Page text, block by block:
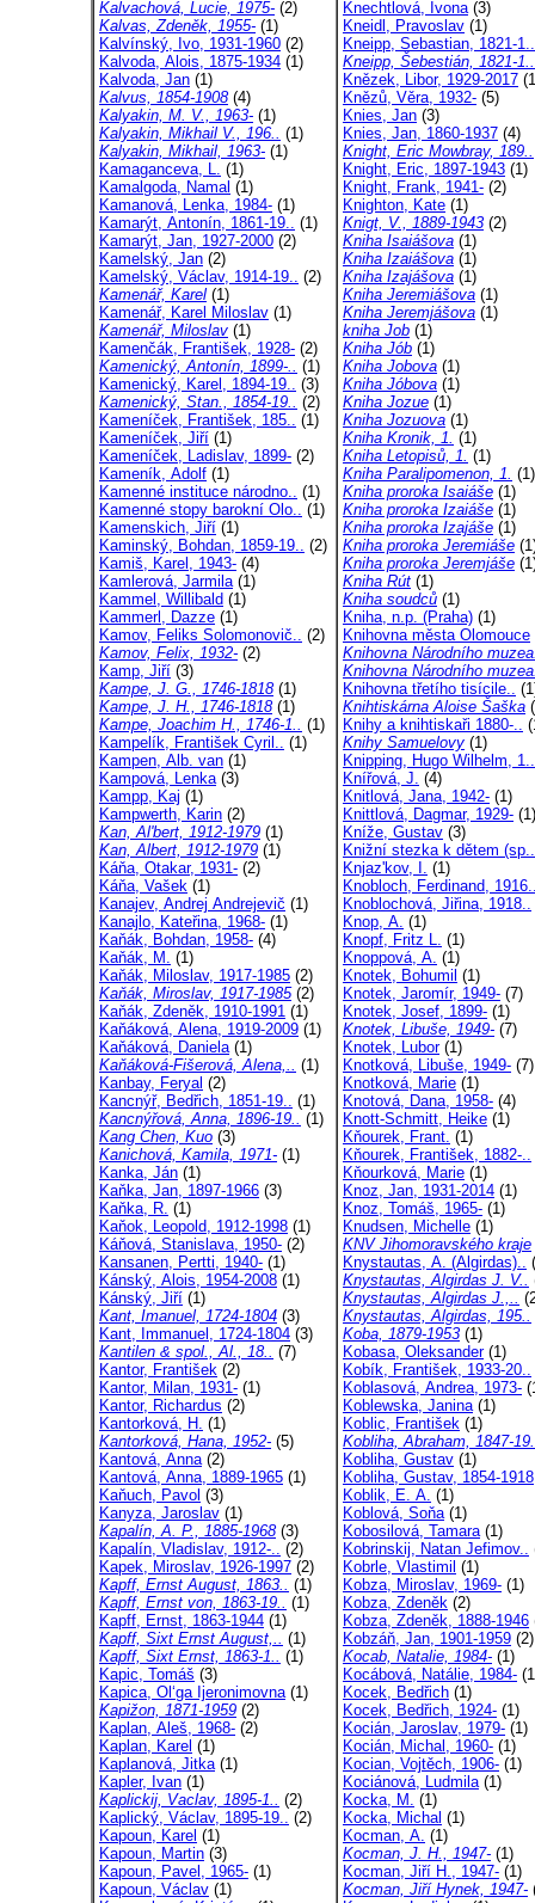
Kalvachová, Lucie, 1975- (2)
Kalvas, Zdeněk, 1955- (1)
Kalvínský, Ivo, 1931-1960 (2)
Kalvoda, Alois, 1875-1934 (1)
Kalvoda, Jan (1)
Kalvus, 1854-1908(4)
Kalyakin, M. V., 1963- (1)
Kalyakin, Mikhail V., 196.. (1)
Kalyakin, Mikhail, 1963- (1)
Kamaganceva, L. (1)
Kamalgoda, Namal (1)
Kamanová, Lenka, 1984- (1)
Kamarýt, Antonín, 1861-19.. (1)
Kamarýt, Jan, 1927-2000 (2)
Kamelský, Jan (2)
Kamelský, Václav, 1914-19.. (2)
Kamenář, Karel (1)
Kamenář, Karel Miloslav (1)
Kamenář, Miloslav (1)
Kamenčák, František, 1928- (2)
Kamenický, Antonín, 1899-.. (1)
Kamenický, Karel, 1894-19.. (3)
Kamenický, Stan., 1854-19.. (2)
Kameníček, František, 185.. (1)
Kameníček, Jiří (1)
Kameníček, Ladislav, 1899- (2)
Kameník, Adolf (1)
Kamenné instituce národno.. (1)
Kamenné stopy barokní Olo.. (1)
Kamenskich, Jiří (1)
Kaminský, Bohdan, 1859-19.. (2)
Kamiš, Karel, 1943- (4)
Kamlerová, Jarmila(1)
Kammel, Willibald (1)
Kammerl, Dazze (1)
Kamov, Feliks Solomonovič.. (2)
Kamov, Felix, 1932- (2)
Kamp, Jiří (3)
Kampe, J. G., 1746-1818(1)
Kampe, J. H., 1746-1818(1)
Kampe, Joachim H., 1746-1.. (1)
Kampelík, František Cyril.. (1)
Kampen, Alb. van (1)
Kampová, Lenka(3)
Kampp, Kaj (1)
Kampwerth, Karin (2)
Kan, Al'bert, 1912-1979 (1)
Kan, Albert, 1912-1979 (1)
Káňa, Otakar, 1931- (2)
Káňa, Vašek (1)
Kanajev, Andrej Andrejevič (1)
Kanajlo, Kateřina, 1968- (1)
Kaňák, Bohdan, 1958- (4)
Kaňák, M. (1)
Kaňák, Miloslav, 1917-1985 (2)
Kaňák, Miroslav, 1917-1985(2)
Kaňák, Zdeněk, 1910-1991 (1)
Kaňáková, Alena, 1919-2009 (1)
Kaňáková, Daniela(1)
Kaňáková-Fišerová, Alena,.. (1)
Kanbay, Feryal (2)
Kancnýř, Bedřich, 1851-19.. (1)
Kancnýřová, Anna, 1896-19.. (1)
Kang Chen, Kuo (3)
Kanichová, Kamila, 1971- (1)
Kanka, Ján (1)
Kaňka, Jan, 1897-1966 (3)
Kaňka, R. (1)
Kaňok, Leopold, 1912-1998 (1)
Káňová, Stanislava, 1950- (2)
Kansanen, Pertti, 1940- (1)
Kánský, Alois, 1954-2008 (1)
Kánský, Jiří (1)
Kant, Imanuel, 1724-1804 (3)
Kant, Immanuel, 1724-1804 (3)
Kantilen & spol., Al., 18.. (7)
Kantor, František (2)
Kantor, Milan, 1931- (1)
Kantor, Richardus (2)
Kantorková, H. (1)
Kantorková, Hana, 1952- (5)
Kantová, Anna(2)
Kantová, Anna, 1889-1965 (1)
Kaňuch, Pavol (3)
Kanyza, Jaroslav (1)
Kapalín, A. P., 1885-1968(3)
Kapalín, Vladislav, 1912-.. (2)
Kapek, Miroslav, 1926-1997 (2)
Kapff, Ernst August, 1863.. (1)
Kapff, Ernst von, 1863-19.. (1)
Kapff, Ernst, 1863-1944 (1)
Kapff, Sixt Ernst August,.. (1)
Kapff, Sixt Ernst, 1863-1.. (1)
Kapic, Tomáš (3)
Kapica, Ol‘ga Ijeronimovna(1)
Kapižon, 1871-1959 (2)
Kaplan, Aleš, 1968- (2)
Kaplan, Karel (1)
Kaplanová, Jitka(1)
Kapler, Ivan (1)
Kaplickij, Vaclav, 1895-1.. (2)
Kaplický, Václav, 1895-19.. (2)
Kapoun, Karel (1)
Kapoun, Martin (3)
Kapoun, Pavel, 1965- (1)
Kapoun, Václav (1)
Knechtlová, Ivona(3)
Kneidl, Pravoslav (1)
Kneipp, Sebastian, 1821-1..
Kneipp, Šebestián, 1821-1..
Knězek, Libor, 1929-2017
Knězů, Věra, 1932- (5)
Knies, Jan (3)
Knies, Jan, 1860-1937 (4)
Knight, Eric Mowbray, 189..
Knight, Eric, 1897-1943 (1)
Knight, Frank, 1941- (2)
Knighton, Kate (1)
Knigt, V., 1889-1943 (2)
Kniha Isaiášova (1)
Kniha Izaiášova (1)
Kniha Izajášova (1)
Kniha Jeremiášova (1)
Kniha Jeremjášova (1)
kniha Job (1)
Kniha Jób (1)
Kniha Jobova (1)
Kniha Jóbova (1)
Kniha Jozue (1)
Kniha Jozuova (1)
Kniha Kronik, 1. (1)
Kniha Letopisů, 1. (1)
Kniha Paralipomenon, 1. (1)
Kniha proroka Isaiáše (1)
Kniha proroka Izaiáše (1)
Kniha proroka Izajáše (1)
Kniha proroka Jeremiáše
Kniha proroka Jeremjáše
Kniha Rút (1)
Kniha soudců (1)
Kniha, n.p. (Praha) (1)
Knihovna města Olomouce
Knihovna Národního
Knihovna Národního
Knihovna třetího tisícile..
Knihtiskárna Aloise Šaška
Knihy a knihtiskaři 1880-..
Knihy Samuelovy (1)
Knipping, Hugo Wilhelm, 1..
Knířová, J. (4)
Knitlová, Jana, 1942- (1)
Knittlová, Dagmar, 1929- (1)
Kníže, Gustav (3)
Knižní stezka k dětem (sp..
Knjaz'kov, I. (1)
Knobloch, Ferdinand,
Knoblochová, Jiřina, 1918..
Knop, A. (1)
Knopf, Fritz L. (1)
Knoppová, A. (1)
Knotek, Bohumil (1)
Knotek, Jaromír, 1949- (7)
Knotek, Josef, 1899- (1)
Knotek, Libuše, 1949- (7)
Knotek, Lubor(1)
Knotková, Libuše, 1949- (7)
Knotková, Marie (1)
Knotová, Dana, 1958- (4)
Knott-Schmitt, Heike (1)
Kňourek, Frant. (1)
Kňourek, František, 1882-..
Kňourková, Marie (1)
Knoz, Jan, 1931-2014 (1)
Knoz, Tomáš, 1965- (1)
Knudsen, Michelle (1)
KNV Jihomoravského kraje
Knystautas, A. (Algirdas)..
Knystautas, Algirdas J. V..
Knystautas, Algirdas J.,..
Knystautas, Algirdas, 195..
Koba, 1879-1953 (1)
Kobasa, Oleksander(1)
Kobík, František, 1933-20..
Koblasová, Andrea, 1973-
Koblewska, Janina(1)
Koblic, František (1)
Kobliha, Abraham, 1847-
Kobliha, Gustav (1)
Kobliha, Gustav, 1854-1918
Koblik, E. A. (1)
Koblová, Soňa(1)
Kobosilová, Tamara(1)
Kobrinskij, Natan Jefimov..
Kobrle, Vlastimil (1)
Kobza, Miroslav, 1969- (1)
Kobza, Zdeněk (2)
Kobza, Zdeněk, 1888-1946
Kobzáň, Jan, 1901-1959 (2)
Kocab, Natalie, 1984- (1)
Kocábová, Natálie, 1984-
Kocek, Bedřich (1)
Kocek, Bedřich, 1924- (1)
Kocián, Jaroslav, 1979- (1)
Kocián, Michal, 1960- (1)
Kocian, Vojtěch, 1906- (1)
Kociánová, Ludmila(1)
Kocka, M. (1)
Kocka, Michal (1)
Kocman, A. (1)
Kocman, J. H., 1947- (1)
Kocman, Jiří H., 1947- (1)
Kocman, Jiří Hynek, 1947-